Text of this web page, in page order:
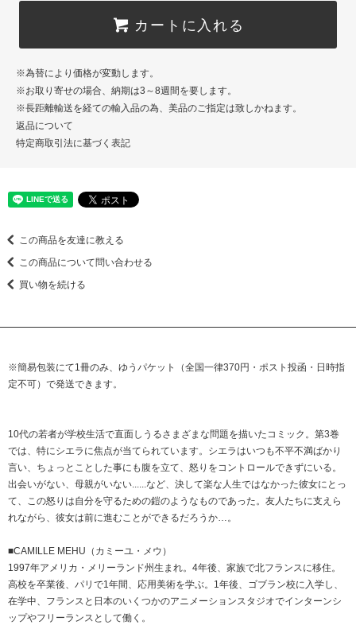
カートに入れる
※為替により価格が変動します。
※お取り寄せの場合、納期は3～8週間を要します。
※長距離輸送を経ての輸入品の為、美品のご指定は致しかねます。
返品について
特定商取引法に基づく表記
この商品を友達に教える
この商品について問い合わせる
買い物を続ける
※簡易包装にて1冊のみ、ゆうパケット（全国一律370円・ポスト投函・日時指
定不可）で発送できます。
10代の若者が学校生活で直面しうるさまざまな問題を描いたコミック。第3巻
では、特にシエラに焦点が当てられています。シエラはいつも不平不満ばかり
言い、ちょっとことした事にも腹を立て、怒りをコントロールできずにいる。
出会いがない、母親がいない......など、決して楽な人生ではなかった彼女にとっ
て、この怒りは自分を守るための鎧のようなものであった。友人たちに支えら
れながら、彼女は前に進むことができるだろうか…。
■CAMILLE MEHU（カミーユ・メウ）
1997年アメリカ・メリーランド州生まれ。4年後、家族で北フランスに移住。
高校を卒業後、パリで1年間、応用美術を学ぶ。1年後、ゴブラン校に入学し、
在学中、フランスと日本のいくつかのアニメーションスタジオでインターンシ
ップやフリーランスとして働く。